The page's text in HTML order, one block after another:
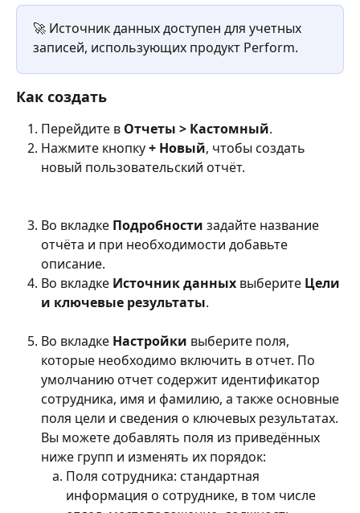
🚀 Источник данных доступен для учетных
записей, использующих продукт Perform.
Как создать
Перейдите в Отчеты > Кастомный.
Нажмите кнопку + Новый, чтобы создать
новый пользовательский отчёт.
Во вкладке Подробности задайте название
отчёта и при необходимости добавьте
описание.
Во вкладке Источник данных выберите Цели
и ключевые результаты.
Во вкладке Настройки выберите поля,
которые необходимо включить в отчет. По
умолчанию отчет содержит идентификатор
сотрудника, имя и фамилию, а также основные
поля цели и сведения о ключевых результатах.
Вы можете добавлять поля из приведённых
ниже групп и изменять их порядок:
Поля сотрудника: стандартная
информация о сотруднике, в том числе